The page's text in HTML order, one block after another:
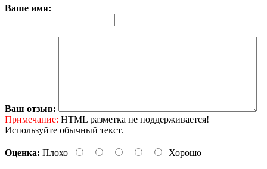
Ваше имя:
Ваш отзыв:
Примечание: HTML разметка не поддерживается!
Используйте обычный текст.
Оценка: Плохо Хорошо